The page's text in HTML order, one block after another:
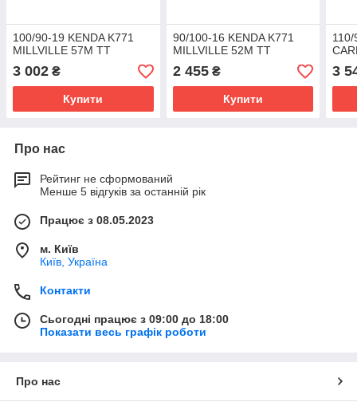
100/90-19 KENDA K771
MILLVILLE 57M TT
3 002 ₴
Купити
90/100-16 KENDA K771
MILLVILLE 52M TT
2 455₴
Купити
110/
3
Про нас
Рейтинг не сформований
Менше 5 відгуків за останній рік
Працює з 08.05.2023
м. Київ
Київ, Україна
Контакти
Сьогодні працює з 09:00 до 18:00
Показати весь графік роботи
Про нас